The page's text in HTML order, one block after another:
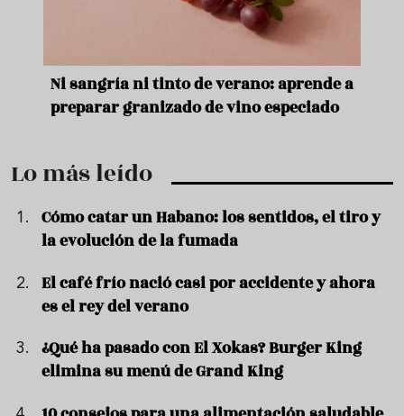
Ni sangría ni tinto de verano: aprende a
preparar granizado de vino especiado
Lo más leído
Cómo catar un Habano: los sentidos, el tiro y
la evolución de la fumada
El café frío nació casi por accidente y ahora
es el rey del verano
¿Qué ha pasado con El Xokas? Burger King
elimina su menú de Grand King